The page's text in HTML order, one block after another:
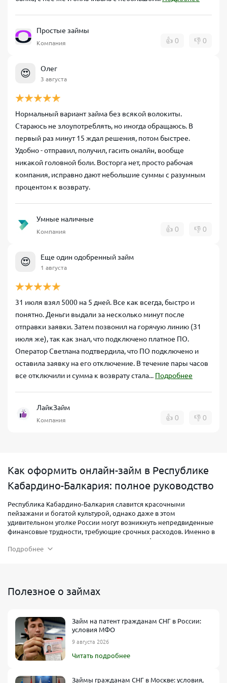
Простые займы
Компания 👍 0 👎 0
😍 Олег
3 августа
Нормальный вариант займа без всякой волокиты.
Стараюсь не злоупотреблять, но иногда обращаюсь. В
первый раз минут 15 ждал решения, потом быстрее.
Удобно - отправил, получил, гасить оналйн, вообще
никакой головной боли. Восторга нет, просто рабочая
компания, исправно дают небольшие суммы с разумным
процентом к возврату.
Умные наличные
Компания 👍 0 👎 0
😍 Еще один одобренный займ
1 августа
31 июля взял 5000 на 5 дней. Все как всегда, быстро и
понятно. Деньги выдали за несколько минут после
отправки заявки. Затем позвонил на горячую линию (31
июля же), так как знал, что подключено платное ПО.
Оператор Светлана подтвердила, что ПО подключено и
оставила заявку на его отключение. В течение пары часов
все отключили и сумма к возврату стала... Подробнее
ЛайкЗайм
Компания 👍 0 👎 0
Как оформить онлайн-займ в Республике
Кабардино-Балкария: полное руководство
Республика Кабардино-Балкария славится красочными
пейзажами и богатой культурой, однако даже в этом
удивительном уголке России могут возникнуть непредвиденные
финансовые трудности, требующие срочных расходов. Именно в
такие моменты на помощь приходят микрофинансовые
организации (МФО), позволяющие быстро получить деньги на
онлайн, чтобы вы смогли разобраться в требованиях, условиях и
нюансах оформления.
Подробнее
Полезное о займах
Займ на патент гражданам СНГ в России:
условия МФО
9 августа 2026
Читать подробнее
Займы гражданам СНГ в Москве: условия,